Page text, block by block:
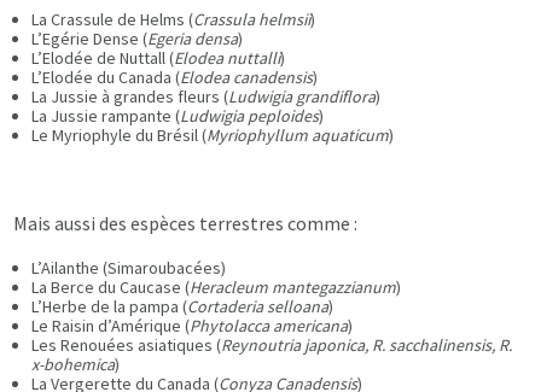
La Crassule de Helms (Crassula helmsii)
L’Egérie Dense (Egeria densa)
L’Elodée de Nuttall (Elodea nuttalli)
L’Elodée du Canada (Elodea canadensis)
La Jussie à grandes fleurs (Ludwigia grandiflora)
La Jussie rampante (Ludwigia peploides)
Le Myriophyle du Brésil (Myriophyllum aquaticum)
Mais aussi des espèces terrestres comme :
L’Ailanthe (Simaroubacées)
La Berce du Caucase (Heracleum mantegazzianum)
L’Herbe de la pampa (Cortaderia selloana)
Le Raisin d’Amérique (Phytolacca americana)
Les Renouées asiatiques (Reynoutria japonica, R. sacchalinensis, R.
x-bohemica)
La Vergerette du Canada (Conyza Canadensis)